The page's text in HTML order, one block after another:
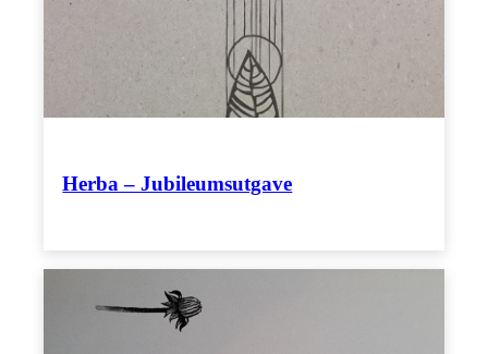
Herba – Jubileumsutgave